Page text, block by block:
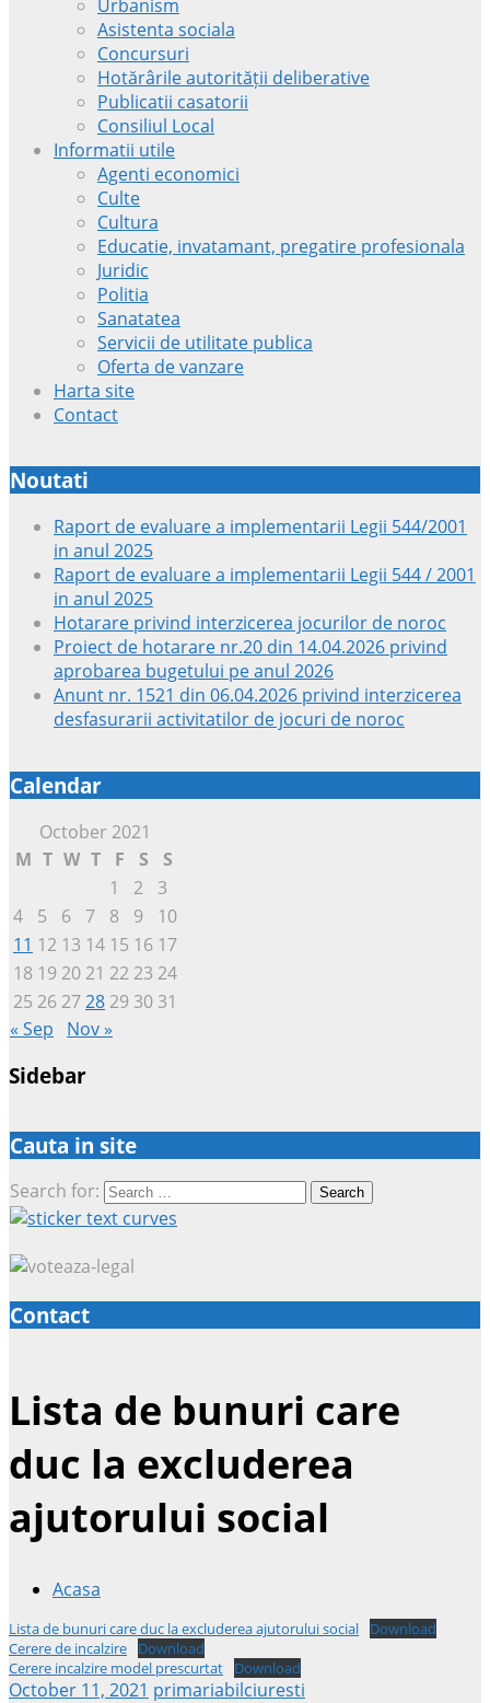
Urbanism
Asistenta sociala
Concursuri
Hotărârile autorității deliberative
Publicatii casatorii
Consiliul Local
Informatii utile
Agenti economici
Culte
Cultura
Educatie, invatamant, pregatire profesionala
Juridic
Politia
Sanatatea
Servicii de utilitate publica
Oferta de vanzare
Harta site
Contact
Noutati
Raport de evaluare a implementarii Legii 544/2001
in anul 2025
Raport de evaluare a implementarii Legii 544 / 2001
in anul 2025
Hotarare privind interzicerea jocurilor de noroc
Proiect de hotarare nr.20 din 14.04.2026 privind
aprobarea bugetului pe anul 2026
Anunt nr. 1521 din 06.04.2026 privind interzicerea
desfasurarii activitatilor de jocuri de noroc
Calendar
October 2021
M T W T F S
S
1
2
3
4
5 6 7 8 9
10
11 12 13 14 15 16 17
18 19 20 21 22 23 24
25 26 2728 29 30 31
« Sep
Nov »
Sidebar
Cauta in site
Search for:
Contact
Lista de bunuri care
duc la excluderea
ajutorului social
Acasa
Lista de bunuri care duc la excluderea ajutorului social
Download
Cerere de incalzire
Download
Cerere incalzire model prescurtat
Download
October 11, 2021 primariabilciuresti